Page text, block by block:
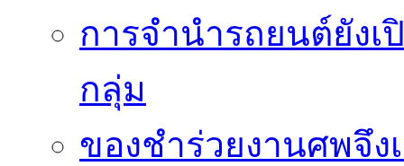
การจำนำรถยนต์ยัง
กลุ่ม
ของชำร่วยงานศพจึ